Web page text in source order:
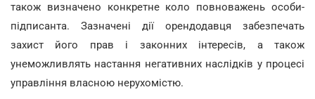
також визначено конкретне коло повноважень особи-
підписанта. Зазначені дії орендодавця забезпечать
захист його прав і законних інтересів, а також
унеможливлять настання негативних наслідків у процесі
управління власною нерухомістю.